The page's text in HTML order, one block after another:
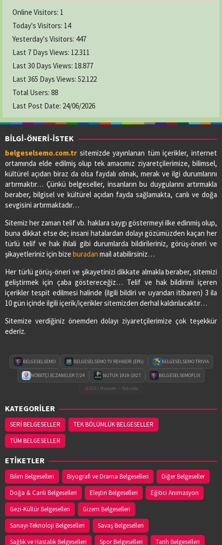
Online Visitors: 1
Today's Visitors: 14
Yesterday's Visitors: 447
Last 7 Days Views: 12.311
Last 30 Days Views: 18.877
Last 365 Days Views: 52.122
Total Users: 88
Last Post Date: 24/06/2026
BİLGİ-ÖNERİ-İSTEK
belgeselsemo.com.tr sitemizde yayınlanan tüm içerikler, internet
ortamında elde edilmiş olup tek amacımız ziyaretçilerimize, bilimsel,
kültürel açıdan biraz da olsa faydalı olmak, merak ve ilgi durumlarını
artırmaktır… Çünkü belgeseller, insanların bu duygularını artırmakla
beraber, bilgisel ve kültürel açıdan fayda sağlamakta, canlı ve doğa
sevgisini artırmaktadır…
Sitemiz her zaman telif vb. haklara saygı göstermeyi ilke edinmiş olup,
buna dikkat etse de; insani hatalardan dolayı gözümüzden kaçan her
türlü telif ve hak ihlali gibi durumlarda bildirileriniz, görüş-öneri ve
şikayetleriniz için bize buradan mail atabilirsiniz…
Her türlü görüş-öneri ve şikayetinizi dikkate almakla beraber, sitemizi
geliştirmek için çaba göstereceğiz… Telif ve hak bildirimi içeren
içerikler tespit edilmesi halinde (ilgili bildiri ve uyarıdan itibaren) 3 ila
10 gün içinde ilgili içerik/içerikler sitemizden derhal kaldırılacaktır…
Sitemize verdiğiniz önemden dolayı ziyaretçilerimize çok teşekkür
ederiz.
BELGESELSEMO BELGESELSEMO TV REHBERİ (EPG) BELGESELSEMO TRIVIA
NÖBETÇİ ECZANELER 7/24 NUTUK 1919-1927
BELGESELSEMOFLIX
iOS / Huawei — Yakında
KATEGORİLER
SERİ BELGESELLER
TEK BÖLÜMLÜK BELGESELLER
TÜM BELGESELLER
ETİKETLER
Bilim Belgeselleri Biyografi ve Drama Belgeselleri
Diğer Belgeseller
Doğa & Canlı Belgeselleri
Eleştiri Belgeselleri
Eğitici Animasyon
Gezi-Kültür Belgeselleri
Gizem Belgeselleri
Sanayi-Teknoloji Belgeselleri
Savaş Belgeselleri
Sağlık ve Hastalık Belgeselleri
Spor Belgeselleri Tarih Belgeselleri